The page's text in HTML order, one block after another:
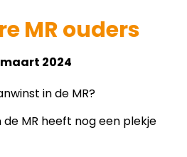
MR ouders
maart 2024
in de MR?
MR heeft nog een plekje